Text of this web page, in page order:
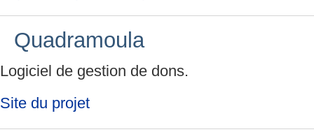
Quadramoula
Logiciel de gestion de dons.
Site du projet